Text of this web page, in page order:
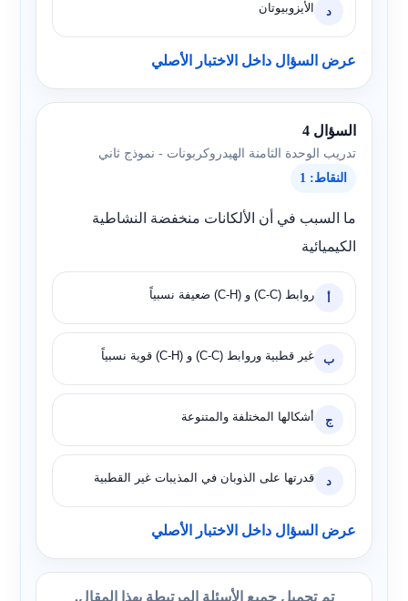
د الأيزوبيوتان
عرض السؤال داخل الاختبار الأصلي
السؤال 4
تدريب الوحدة الثامنة الهيدروكربونات - نموذج ثاني
النقاط: 1
ما السبب في أن الألكانات منخفضة النشاطية
الكيميائية
أ روابط (C-C) و (C-H) ضعيفة نسبياً
ب غير قطبية وروابط (C-C) و (C-H) قوية نسبياً
ج أشكالها المختلفة والمتنوعة
د قدرتها على الذوبان في المذيبات غير القطبية
عرض السؤال داخل الاختبار الأصلي
تم تحميل جميع الأسئلة المرتبطة بهذا المقال.